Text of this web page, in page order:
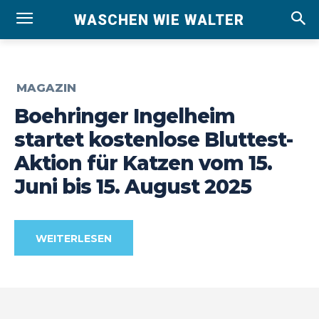
WASCHEN WIE WALTER
MAGAZIN
Boehringer Ingelheim
startet kostenlose Bluttest-
Aktion für Katzen vom 15.
Juni bis 15. August 2025
WEITERLESEN